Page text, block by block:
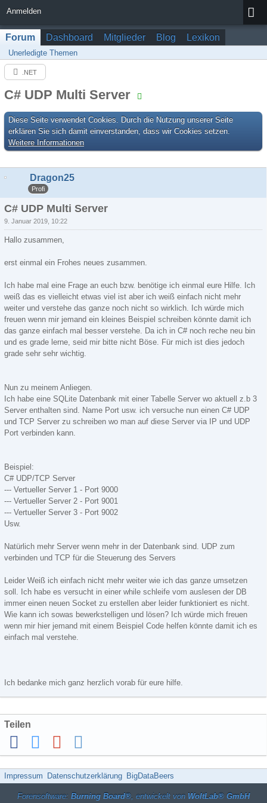
Anmelden
Forum Dashboard Mitglieder Blog Lexikon
Unerledigte Themen
.NET
C# UDP Multi Server
Diese Seite verwendet Cookies. Durch die Nutzung unserer Seite
erklären Sie sich damit einverstanden, dass wir Cookies setzen.
Weitere Informationen
Dragon25
Profi
C# UDP Multi Server
9. Januar 2019, 10:22
Hallo zusammen,
erst einmal ein Frohes neues zusammen.
Ich habe mal eine Frage an euch bzw. benötige ich einmal eure Hilfe. Ich
weiß das es vielleicht etwas viel ist aber ich weiß einfach nicht mehr
weiter und verstehe das ganze noch nicht so wirklich. Ich würde mich
freuen wenn mir jemand ein kleines Beispiel schreiben könnte damit ich
das ganze einfach mal besser verstehe. Da ich in C# noch reche neu bin
und es grade lerne, seid mir bitte nicht Böse. Für mich ist dies jedoch
grade sehr sehr wichtig.
Nun zu meinem Anliegen.
Ich habe eine SQLite Datenbank mit einer Tabelle Server wo aktuell z.b 3
Server enthalten sind. Name Port usw. ich versuche nun einen C# UDP
und TCP Server zu schreiben wo man auf diese Server via IP und UDP
Port verbinden kann.
Beispiel:
C# UDP/TCP Server
--- Vertueller Server 1 - Port 9000
--- Vertueller Server 2 - Port 9001
--- Vertueller Server 3 - Port 9002
Usw.
Natürlich mehr Server wenn mehr in der Datenbank sind. UDP zum
verbinden und TCP für die Steuerung des Servers
Leider Weiß ich einfach nicht mehr weiter wie ich das ganze umsetzen
soll. Ich habe es versucht in einer while schleife vom auslesen der DB
immer einen neuen Socket zu erstellen aber leider funktioniert es nicht.
Wie kann ich sowas bewerkstelligen und lösen? Ich würde mich freuen
wenn mir hier jemand mit einem Beispiel Code helfen könnte damit ich es
einfach mal verstehe.
Ich bedanke mich ganz herzlich vorab für eure hilfe.
Teilen
Impressum Datenschutzerklärung BigDataBeers
Forensoftware: Burning Board®, entwickelt von WoltLab® GmbH